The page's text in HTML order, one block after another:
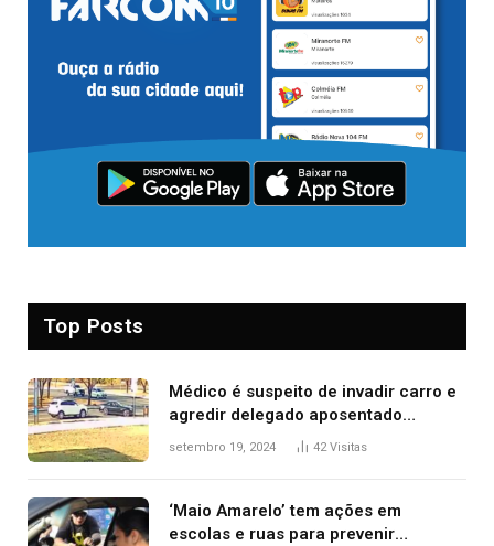
Top Posts
Médico é suspeito de invadir carro e
agredir delegado aposentado
durante confusão no trânsito
setembro 19, 2024 42Visitas
‘Maio Amarelo’ tem ações em
escolas e ruas para prevenir